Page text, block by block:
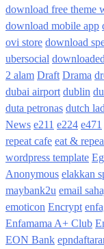
download free theme
download mobile app
ovi store download
ubersocial downloaded
2 alam Draft Drama
dubai airport dublin
duta petronas dutch
News e211 e224 e471
repeat cafe eat &
wordpress template
Anonymous elakkan
maybank2u email
emoticon Encrypt
Enfamama A+ Club
EON Bank